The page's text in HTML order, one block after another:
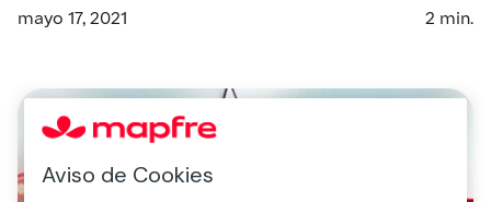
mayo 17, 2021
2 min.
Aviso de Cookies